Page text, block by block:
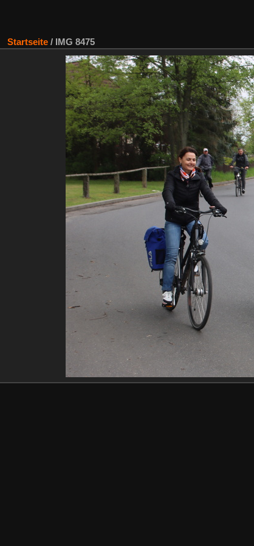
Startseite / IMG 8475